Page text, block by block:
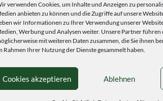
verwenden Cookies, um Inhalte und Anzeigen zu
anbieten zu können und die Zugriffe auf unsere
wir Informationen zu Ihrer Verwendung unserer
Werbung und Analysen weiter. Unsere Partner
mit weiteren Daten zusammen, die Sie ihnen
Rahmen Ihrer Nutzung der Dienste gesammelt haben.
Cookies akzeptieren Ablehnen